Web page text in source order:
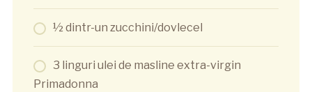
½ dintr-un zucchini/dovlecel
3 linguri ulei de masline extra-virgin
Primadonna